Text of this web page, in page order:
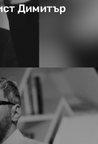
Димитър